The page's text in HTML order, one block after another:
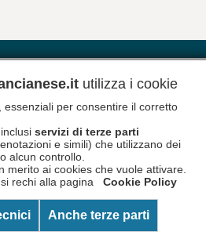
Informativa Privacy
Lancianese - P.Iva
Disclaimer
Cookies
utilizza i cookie
, essenziali per consentire il corretto
servizi di terze parti
e simili) che utilizzano dei
alcun controllo.
merito ai cookies che vuole attivare.
rechi alla pagina
Cookie Policy
Anche terze parti